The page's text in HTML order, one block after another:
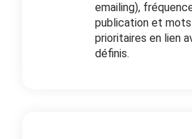
emailing),
publication et
prioritaires en lien
définis.